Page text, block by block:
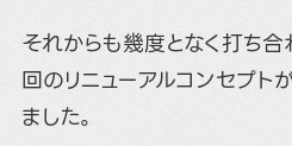
それからも幾度となく打ち
回のリニューアルコンセプト
ました。